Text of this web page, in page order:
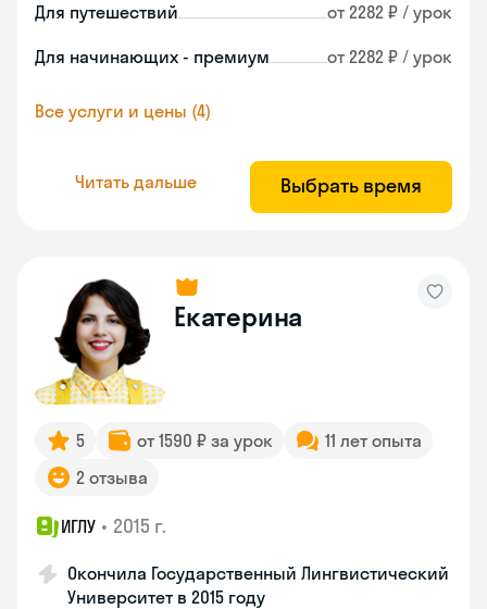
Для путешествий от 2282 ₽ / урок
Для начинающих - премиум от 2282 ₽ / урок
Все услуги и цены (4)
Читать дальше Выбрать время
Екатерина
5 от 1590 ₽ за урок
11 лет опыта
2 отзыва
ИГЛУ • 2015 г.
Окончила Государственный Лингвистический
Университет в 2015 году